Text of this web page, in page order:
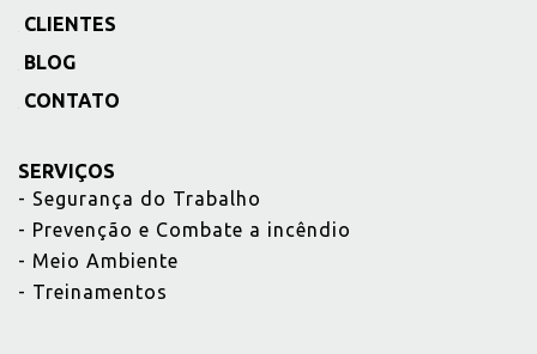
CLIENTES
BLOG
CONTATO
SERVIÇOS
- Segurança do Trabalho
- Prevenção e Combate a incêndio
- Meio Ambiente
- Treinamentos